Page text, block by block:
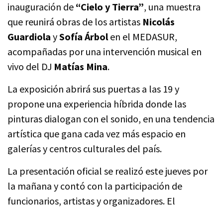
inauguración de “Cielo y Tierra”, una muestra
que reunirá obras de los artistas Nicolás
Guardiola ySofía Árbolen el MEDASUR,
acompañadas por una intervención musical en
vivo del DJ Matías Mina.
La exposición abrirá sus puertas a las 19 y
propone una experiencia híbrida donde las
pinturas dialogan con el sonido, en una tendencia
artística que gana cada vez más espacio en
galerías y centros culturales del país.
La presentación oficial se realizó este jueves por
la mañana y contó con la participación de
funcionarios, artistas y organizadores. El